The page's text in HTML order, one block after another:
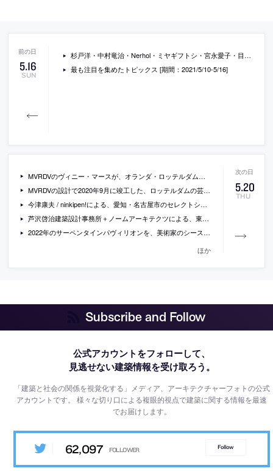
5.16
SUN
杉戸洋・中村竜治・Nerhol・ミヤギフトシ・宮永愛子・目［mé］によるアート展「第八次椿会 ツバキカイ ８ このあたらしい世界」が資生堂ギャラリーで開催
最も注目を集めたトピックス [期間：2021/5/10-5/16]
5.20
THU
MVRDVのヴィニー・マースが、オランダ・ロッテルダムの芸術収蔵庫「デポ・ボイマンス・ファン・ベーニンゲン」の内部を案内している動画
MVRDVの設計で2020年9月に竣工した、ロッテルダムの芸術収蔵庫「デポ・ボイマンス・ファン・ベーニンゲン」の新しい写真。外壁の鏡面パネルが、様々な季節時刻の周辺環境を映し出す
今津康夫 / ninkipen!による、愛知・名古屋市のセレクトショップ「NEMIKA hoshigaoka」
芦沢啓治建築設計事務所＋ノームアーキテクツによる、東京の、集合住宅の一住戸の改修「Azabu Residence」。カリモクケーススタディとして、内装と家具類をフラットに捉えデザインし完成後に販売
2022年のサーペンタインパヴィリオンを、美術家のシースター・ゲーツが手掛けることが発表。2000年の開始以来初めて建築家以外から選出
ほか
Subscribe and Follow
公式アカウントをフォローして、
見逃せない建築情報を受け取ろう。
「建築と社会の関係を視覚化する」メディア、アーキテクチャーフォトの公式
アカウントです。様々な切り口による複眼的視点で建築に関する情報を最速
でお届けします。
62,097 Follow